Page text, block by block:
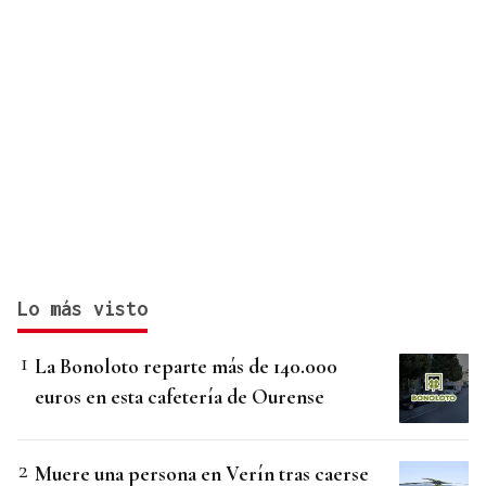
Lo más visto
La Bonoloto reparte más de 140.000
euros en esta cafetería de Ourense
Muere una persona en Verín tras caerse